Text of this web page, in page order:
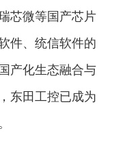
芯微等国产芯片
件、统信软件的
产化生态融合与
东田工控已成为